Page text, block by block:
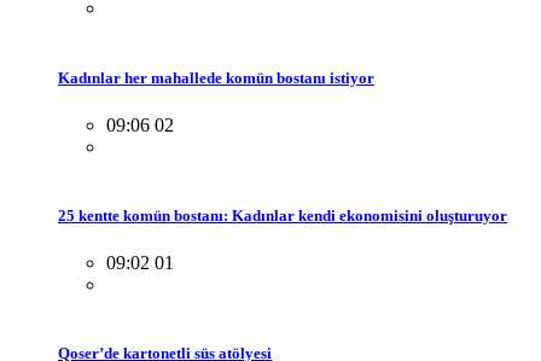
Kadınlar her mahallede komün bostanı istiyor
09:06 02
25 kentte komün bostanı: Kadınlar kendi ekonomisini oluşturuyor
09:02 01
Qoser’de kartonetli süs atölyesi